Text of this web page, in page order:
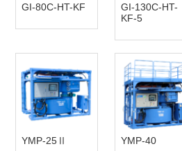
GI-80C-HT-KF
GI-130C-HT-
KF-5
YMP-25Ⅱ YMP-40